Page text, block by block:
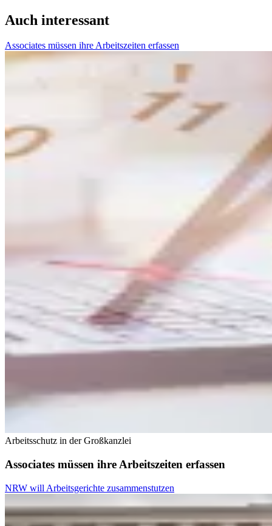
Auch interessant
Associates müssen ihre Arbeitszeiten erfassen
Arbeitsschutz in der Großkanzlei
Associates müssen ihre Arbeitszeiten erfassen
NRW will Arbeitsgerichte zusammenstutzen